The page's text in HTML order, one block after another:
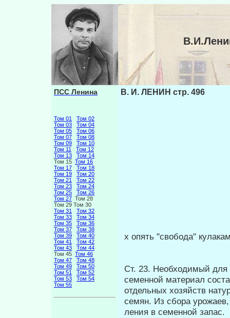
ПСС Ленина
Том 01
Том 02
Том 03
Том 04
Том 05
Том 06
Том 07
Том 08
Том 09
Том 10
Том 11
Том 12
Том 13
Том 14
Том 15 Том 16
Том 17
Том 18
Том 19
Том 20
Том 21
Том 22
Том 23
Том 24
Том 25
Том 26
Том 27 Том 28
Том 29 Том 30
Том 31
Том 32
Том 33
Том 34
Том 35
Том 36
Том 37
Том 38
Том 39
Том 40
Том 41
Том 42
Том 43
Том 44
Том 45 Том 46
Том 47
Том 48
Том 49
Том 50
Том 51
Том 52
Том 53
Том 54
Том 55
В. И. ЛЕНИН стр. 496
х опять "свобода"
Ст. 23. Необходимый для
семенной материал
отдельных хозяйств
семян. Из сбора
ления в семенной запас.